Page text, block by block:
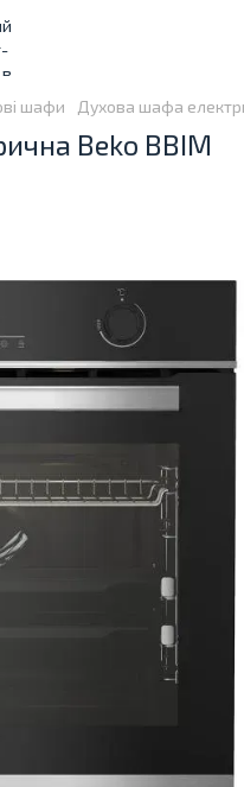
шафи Духова шафа
Beko BBIM